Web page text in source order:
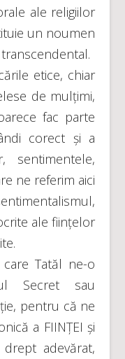
ale religiilor
un noumen
etice, chiar
de mulțimi,
fac parte
corect și a
sentimentele,
ne referim aici
ale ființelor
Tatăl ne-o
Secret sau
pentru că ne
a FIINȚEI și
adevărat,